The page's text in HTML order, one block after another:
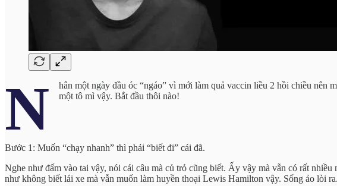
N
hân một ngày đầu óc “ngáo” vì mới làm quả vaccin liều 2 hồi chiều nên
một tô mì vậy. Bắt đầu thôi nào!
Bước 1: Muốn “chạy nhanh” thì phải “biết đi” cái đã.
Nghe như đấm vào tai vậy, nói cái câu mà củ trỏ cũng biết. Ấy vậy mà vẫn có rất
như không biết lái xe mà vẫn muốn làm huyền thoại Lewis Hamilton vậy. Sống ảo lòi ra.